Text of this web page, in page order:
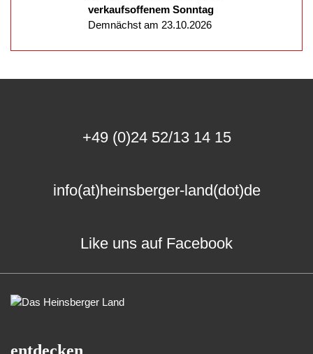
verkaufsoffenem Sonntag
Demnächst am 23.10.2026
+49 (0)24 52/13 14 15
info(at)heinsberger-land(dot)de
Like uns auf Facebook
entdecken